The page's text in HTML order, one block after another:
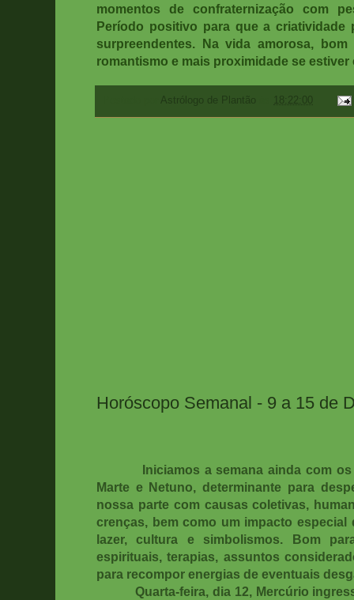
momentos de confraternização com
Período positivo para que a criatividade
surpreendentes. Na vida amorosa,
romantismo e mais proximidade se estiver
Astrólogo de Plantão 18:22:00
Horóscopo Semanal - 9 a 15 de
Iniciamos a semana ainda com os
Marte e Netuno, determinante para
nossa parte com causas coletivas,
crenças, bem como um impacto
lazer, cultura e simbolismos. Bom
espirituais, terapias, assuntos
para recompor energias de eventuais
Quarta-feira, dia 12, Mercúrio